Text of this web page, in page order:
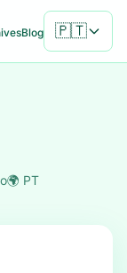
Blog 🇵🇹
🌍 PT